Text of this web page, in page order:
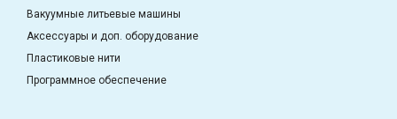
Вакуумные литьевые машины
Аксессуары и доп. оборудование
Пластиковые нити
Программное обеспечение